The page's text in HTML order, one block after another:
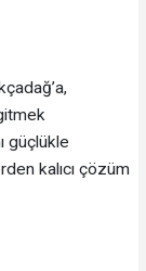
güçlükle
kalıcı çözüm